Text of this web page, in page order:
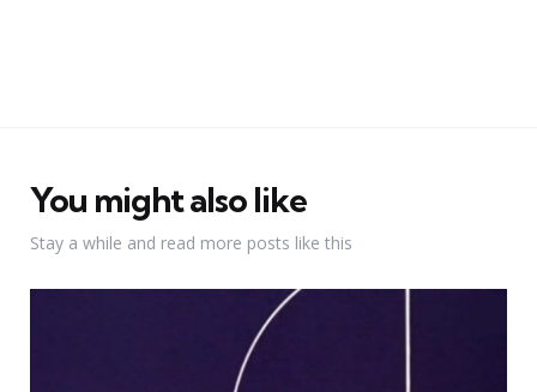
You might also like
Stay a while and read more posts like this